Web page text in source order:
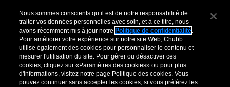
Nous sommes conscients qu’il est de notre responsabilité de
traiter vos données personnelles avec soin, et à ce titre, nous
avons récemment mis à jour notre Politique de confidentialité.
Pour améliorer votre expérience sur notre site Web, Chubb
utilise également des cookies pour personnaliser le contenu et
mesurer l'utilisation du site. Pour gérer ou désactiver ces
cookies, cliquez sur «Paramètres des cookies» ou pour plus
d'informations, visitez notre page Politique des cookies. Vous
pouvez continuer sans accepter les cookies, si vous préférez les